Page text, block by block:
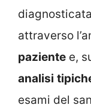
attraverso
paziente e,
analisi
esami del